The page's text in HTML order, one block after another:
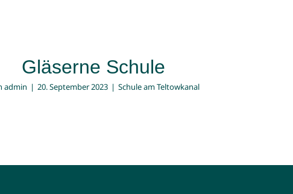
Gläserne Schule
admin | 20. September 2023 | Schule am Teltowkanal